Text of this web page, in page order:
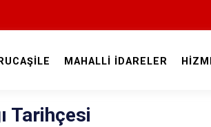
MAHALLİ İDARELER
Tarihçesi